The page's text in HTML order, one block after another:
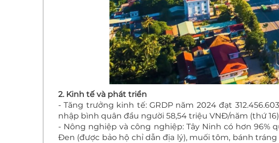
2. Kinh tế và phát triển
- Tăng trưởng kinh tế: GRDP năm 2024 đạt
nhập bình quân đầu người 58,54 triệu VNĐ/năm (thứ
- Nông nghiệp và công nghiệp: Tây Ninh có hơn
Đen (được bảo hộ chỉ dẫn địa lý), muối tôm, bánh